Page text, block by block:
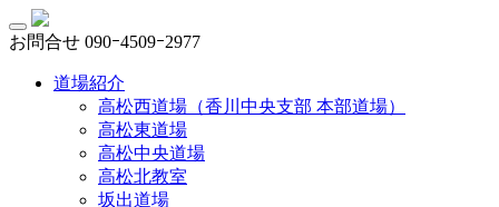
お問合せ 090ｰ4509ｰ2977
道場紹介
高松西道場（香川中央支部 本部道場）
高松東道場
高松中央道場
高松北教室
坂出道場